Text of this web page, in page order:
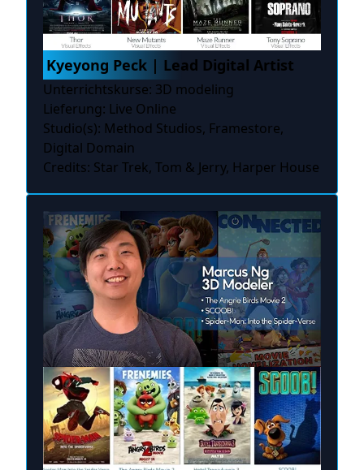
Kyeyong Peck | Lead Digital Artist
Unterrichtskurse: 3D modeling
Lieferung: Live Online
Studio(s): Method Studios, Framestore,
Digital Domain
Credits: Star Trek, Tom & Jerry, Harper House